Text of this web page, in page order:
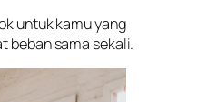
untuk kamu yang
beban sama sekali.